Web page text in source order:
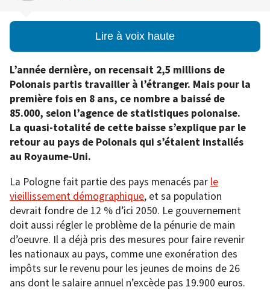
Lire à voix haute
L’année dernière, on recensait 2,5 millions de
Polonais partis travailler à l’étranger. Mais pour la
première fois en 8 ans, ce nombre a baissé de
85.000, selon l’agence de statistiques polonaise.
La quasi-totalité de cette baisse s’explique par le
retour au pays de Polonais qui s’étaient installés
au Royaume-Uni.
La Pologne fait partie des pays menacés par le
vieillissement démographique, et sa population
devrait fondre de 12 % d’ici 2050. Le gouvernement
doit aussi régler le problème de la pénurie de main
d’oeuvre. Il a déjà pris des mesures pour faire revenir
les nationaux au pays, comme une exonération des
impôts sur le revenu pour les jeunes de moins de 26
ans dont le salaire annuel n’excède pas 19.900 euros.